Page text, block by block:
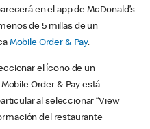
en el app de McDonald’s
de 5 millas de un
Mobile Order & Pay.
el ícono de un
Order & Pay está
al seleccionar “View
del restaurante